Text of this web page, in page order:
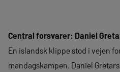
Central forsvarer: Daniel
En islandsk klippe stod i vejen
mandagskampen. Daniel